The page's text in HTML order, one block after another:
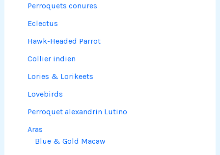
Perroquets conures
Eclectus
Hawk-Headed Parrot
Collier indien
Lories & Lorikeets
Lovebirds
Perroquet alexandrin Lutino
Aras
Blue & Gold Macaw